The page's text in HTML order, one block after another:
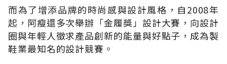
而為了增添品牌的時尚感與設計風格，自2008年
起，阿瘦還多次舉辦「金履獎」設計大賽，向設計
圈與年輕人徵求產品創新的能量與好點子，成為製
鞋業最知名的設計競賽。